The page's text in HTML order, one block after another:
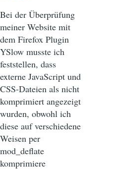
Bei der Überprüfung
meiner Website mit
dem Firefox Plugin
YSlow musste ich
feststellen, dass
externe JavaScript und
CSS-Dateien als nicht
komprimiert angezeigt
wurden, obwohl ich
diese auf verschiedene
Weisen per
mod_deflate
komprimiere